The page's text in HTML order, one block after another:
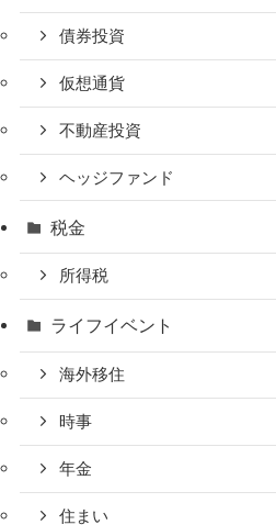
債券投資
仮想通貨
不動産投資
ヘッジファンド
税金
所得税
ライフイベント
海外移住
時事
年金
住まい